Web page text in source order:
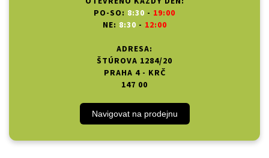
PO-SO: 8:30 - 19:00
NE: 8:30 - 12:00
ADRESA:
ŠTÚROVA 1284/20
PRAHA 4 - KRČ
147 00
Navigovat na prodejnu